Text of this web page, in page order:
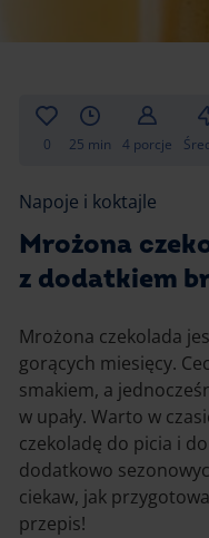
Inne
Ciasta i desery
Napoje i koktajle
Desery i przekąski
0 25 min 4 porcje
Napoje i koktajle
Mrożona
z dodatkiem
Mrożona czekolada
gorących miesięcy.
smakiem, a
w upały. Warto w
czekoladę do picia i
dodatkowo
ciekaw, jak
przepis!